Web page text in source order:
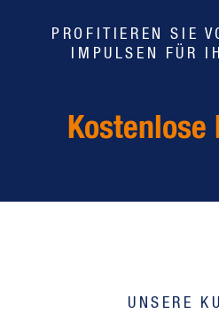
PROFITIEREN SIE
IMPULSEN FÜR
Kostenlose
UNSERE